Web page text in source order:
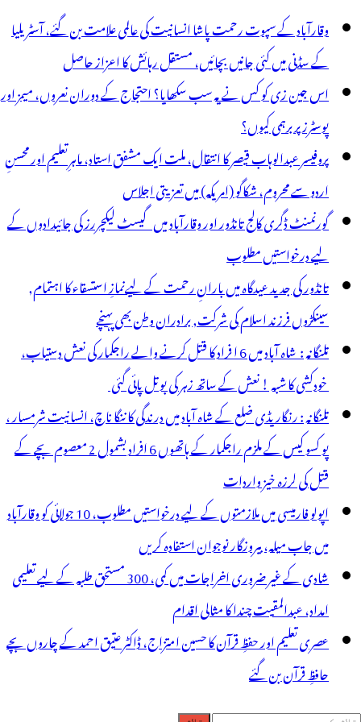
وقارآباد کے سپوت رحمت پاشا انسانیت کی عالمی علامت بن گئے، آسٹریلیا
کے سڈنی میں کئی جانیں بچائیں، مستقل رہائش کا اعزاز حاصل
اس جین زی کو کس نے یہ سب سکھایا؟ احتجاج کے دوران نعروں، میمز اور
پوسٹرز پر برہمی کیوں؟
پروفیسر عبدالوہاب قیصر کا انتقال، ملت ایک مشفق استاد، ماہرِتعلیم اور محسنِ
اردو سے محروم، شکاگو (امریکہ) میں تعزیتی اجلاس
گورنمنٹ ڈگری کالج تانڈور اور وقارآباد میں گیسٹ لیکچررز کی جائیدادوں کے
لیے درخواستیں مطلوب
تانڈور کی جدید عیدگاہ میں بارانِ رحمت کے لیےنمازِ استسقاء کا اہتمام,
سینکڑوں فرزند اسلام کی شرکت, برادران وطن بھی پہنچے
تلنگانہ : شاہ آباد میں 6 ا فراد کا قتل کرنے والے راجکمار کی نعش دستیاب،
خودکشی کا شبہ ! نعش کے ساتھ زہر کی بوتل پائی گئی
تلنگانہ : رنگاریڈی ضلع کے شاہ آباد میں درندگی کا ننگا ناچ، انسانیت شرمسار ،
پو کسو کیس کے ملزم راجکمار کے ہاتھوں 6 افراد بشمول 2 معصوم بچے کے
قتل کی لرزہ خیز واردات
اپولو فارمیسی میں ملازمتوں کے لیے درخواستیں مطلوب، 10 جولائی کو وقارآباد
میں جاب میلہ، بیروزگار نوجوان استفادہ کریں
شادی کے غیر ضروری اخراجات میں کمی، 300 مستحق طلبہ کے لیے تعلیمی
امداد، عبدالمقیت چندا کا مثالی اقدام
عصری تعلیم اور حفظِ قرآن کا حسین امتزاج، ڈاکٹر عتیق احمد کے چاروں بچے
حافظِ قرآن بن گئے